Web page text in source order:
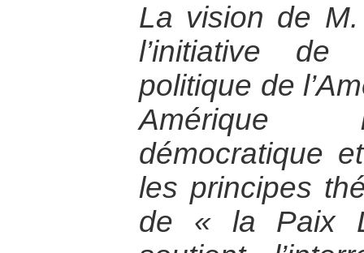
La vision de
l’initiative
politique de
Amérique
démocratique
les principes
de « la Paix